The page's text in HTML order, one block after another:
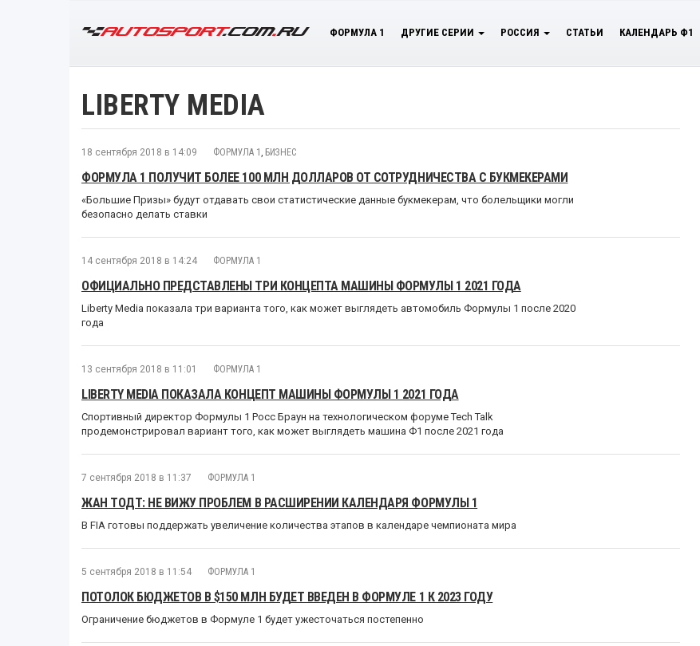
ФОРМУЛА 1 ДРУГИЕ СЕРИИ РОССИЯ СТАТЬИ КАЛЕНДАРЬ Ф1
LIBERTY MEDIA
18 сентября 2018 в 14:09 ФОРМУЛА 1 БИЗНЕС
ФОРМУЛА 1 ПОЛУЧИТ БОЛЕЕ 100 МЛН ДОЛЛАРОВ ОТ СОТРУДНИЧЕСТВА С БУКМЕКЕРАМИ
«Большие Призы» будут отдавать свои статистические данные букмекерам, что болельщики могли
безопасно делать ставки
14 сентября 2018 в 14:24 ФОРМУЛА 1
ОФИЦИАЛЬНО ПРЕДСТАВЛЕНЫ ТРИ КОНЦЕПТА МАШИНЫ ФОРМУЛЫ 1 2021 ГОДА
Liberty Media показала три варианта того, как может выглядеть автомобиль Формулы 1 после 2020
года
13 сентября 2018 в 11:01 ФОРМУЛА 1
LIBERTY MEDIA ПОКАЗАЛА КОНЦЕПТ МАШИНЫ ФОРМУЛЫ 1 2021 ГОДА
Спортивный директор Формулы 1 Росс Браун на технологическом форуме Tech Talk
продемонстрировал вариант того, как может выглядеть машина Ф1 после 2021 года
7 сентября 2018 в 11:37 ФОРМУЛА 1
ЖАН ТОДТ: НЕ ВИЖУ ПРОБЛЕМ В РАСШИРЕНИИ КАЛЕНДАРЯ ФОРМУЛЫ 1
В FIA готовы поддержать увеличение количества этапов в календаре чемпионата мира
5 сентября 2018 в 11:54 ФОРМУЛА 1
ПОТОЛОК БЮДЖЕТОВ В $150 МЛН БУДЕТ ВВЕДЕН В ФОРМУЛЕ 1 К 2023 ГОДУ
Ограничение бюджетов в Формуле 1 будет ужесточаться постепенно